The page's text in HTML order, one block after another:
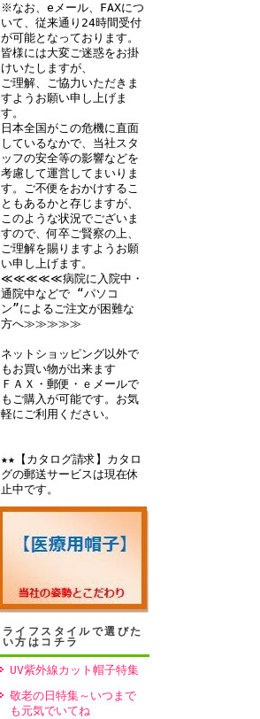
※なお、eメール、FAXにつ
いて、従来通り24時間受付
が可能となっております。
皆様には大変ご迷惑をお掛
けいたしますが、
ご理解、ご協力いただきま
すようお願い申し上げま
す。
日本全国がこの危機に直面
しているなかで、当社スタ
ッフの安全等の影響などを
考慮して運営してまいりま
す。ご不便をおかけするこ
ともあるかと存じますが、
このような状況でございま
すので、何卒ご賢察の上、
ご理解を賜りますようお願
い申し上げます。
≪≪≪≪≪病院に入院中・
通院中などで “パソコ
ン”によるご注文が困難な
方へ≫≫≫≫≫
ネットショッピング以外で
もお買い物が出来ます
ＦＡＸ・郵便・ｅメールで
もご購入が可能です。お気
軽にご利用ください。
★★【カタログ請求】カタロ
グの郵送サービスは現在休
止中です。
ライフスタイルで選びた
い方はコチラ
UV紫外線カット帽子特集
敬老の日特集～いつまで
も元気でいてね